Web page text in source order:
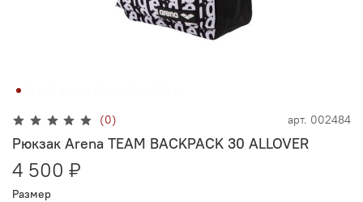
(0) арт. 002484
Рюкзак Arena TEAM BACKPACK 30 ALLOVER
4 500 ₽
Размер